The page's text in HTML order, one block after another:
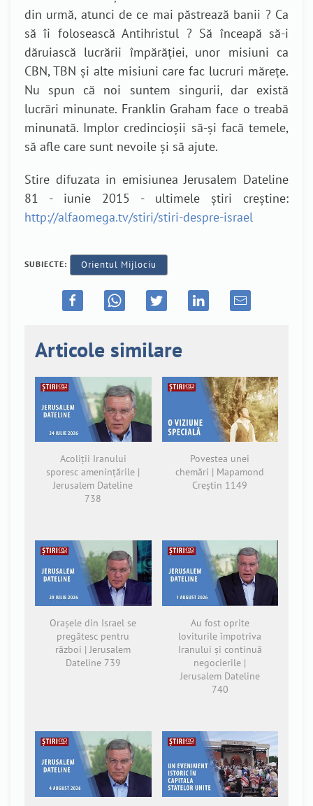
din urmă, atunci de ce mai păstrează banii ? Ca
să îi folosească Antihristul ? Să înceapă să-i
dăruiască lucrării împărăției, unor misiuni ca
CBN, TBN și alte misiuni care fac lucruri mărețe.
Nu spun că noi suntem singurii, dar există
lucrări minunate. Franklin Graham face o treabă
minunată. Implor credincioșii să-și facă temele,
să afle care sunt nevoile și să ajute.
Stire difuzata in emisiunea Jerusalem Dateline
81 - iunie 2015 - ultimele știri creștine:
http://alfaomega.tv/stiri/stiri-despre-israel
SUBIECTE: Orientul Mijlociu
Articole similare
Acoliții Iranului
sporesc amenințările |
Jerusalem Dateline
738
Povestea unei
chemări | Mapamond
Creștin 1149
Orașele din Israel se
pregătesc pentru
război | Jerusalem
Dateline 739
Au fost oprite
loviturile împotriva
Iranului și continuă
negocierile |
Jerusalem Dateline
740